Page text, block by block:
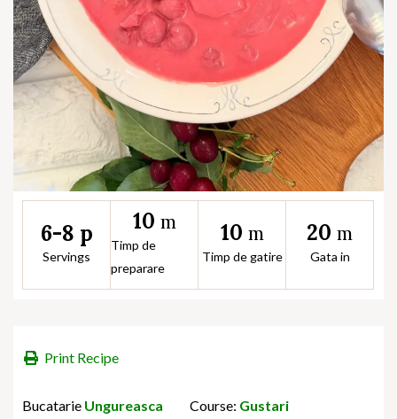
6-8 p
Servings
10 m
Timp de
preparare
10 m
Timp de gatire
20 m
Gata in
Print Recipe
Bucatarie Ungureasca Course: Gustari